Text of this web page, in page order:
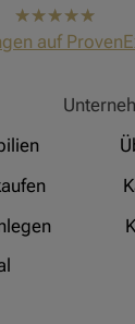
hat4,91
von5
auf